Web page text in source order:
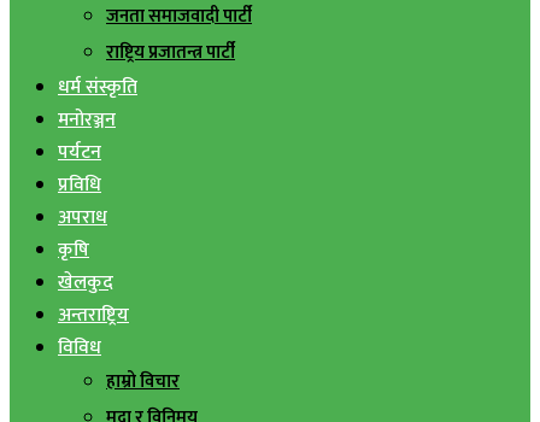
जनता समाजवादी पार्टी
राष्ट्रिय प्रजातन्त्र पार्टी
धर्म संस्कृति
मनोरञ्जन
पर्यटन
प्रविधि
अपराध
कृषि
खेलकुद
अन्तराष्ट्रिय
विविध
हाम्रो विचार